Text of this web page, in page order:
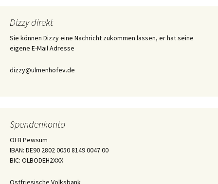
Dizzy direkt
Sie können Dizzy eine Nachricht zukommen lassen, er hat seine
eigene E-Mail Adresse
dizzy@ulmenhofev.de
Spendenkonto
OLB Pewsum
IBAN: DE90 2802 0050 8149 0047 00
BIC: OLBODEH2XXX
Ostfriesische Volksbank